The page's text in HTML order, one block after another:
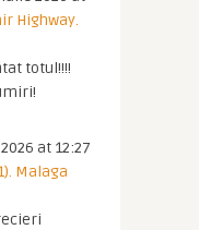
Highway.
totul!!!!
at 12:27
Malaga